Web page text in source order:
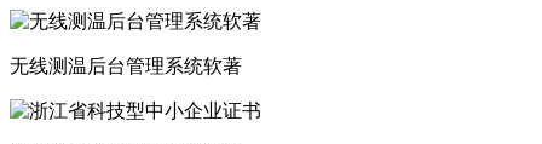
无线测温后台管理系统软著